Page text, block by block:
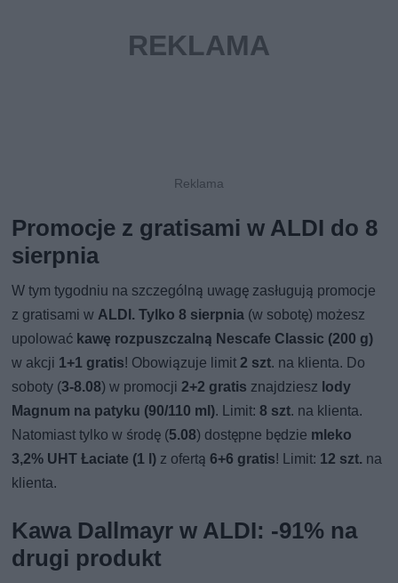
Promocje z gratisami w ALDI do 8
sierpnia
W tym tygodniu na szczególną uwagę zasługują promocje
z gratisami w ALDI. Tylko 8 sierpnia (w sobotę) możesz
upolować kawę rozpuszczalną Nescafe Classic (200 g)
w akcji 1+1 gratis! Obowiązuje limit2 szt. na klienta. Do
soboty (3-8.08) w promocji2+2 gratis znajdziesz lody
Magnum na patyku (90/110 ml). Limit:8 szt. na klienta.
Natomiast tylko w środę (5.08) dostępne będzie mleko
3,2% UHT Łaciate (1 l) z ofertą6+6 gratis! Limit: 12 szt. na
klienta.
Kawa Dallmayr w ALDI: -91% na
drugi produkt